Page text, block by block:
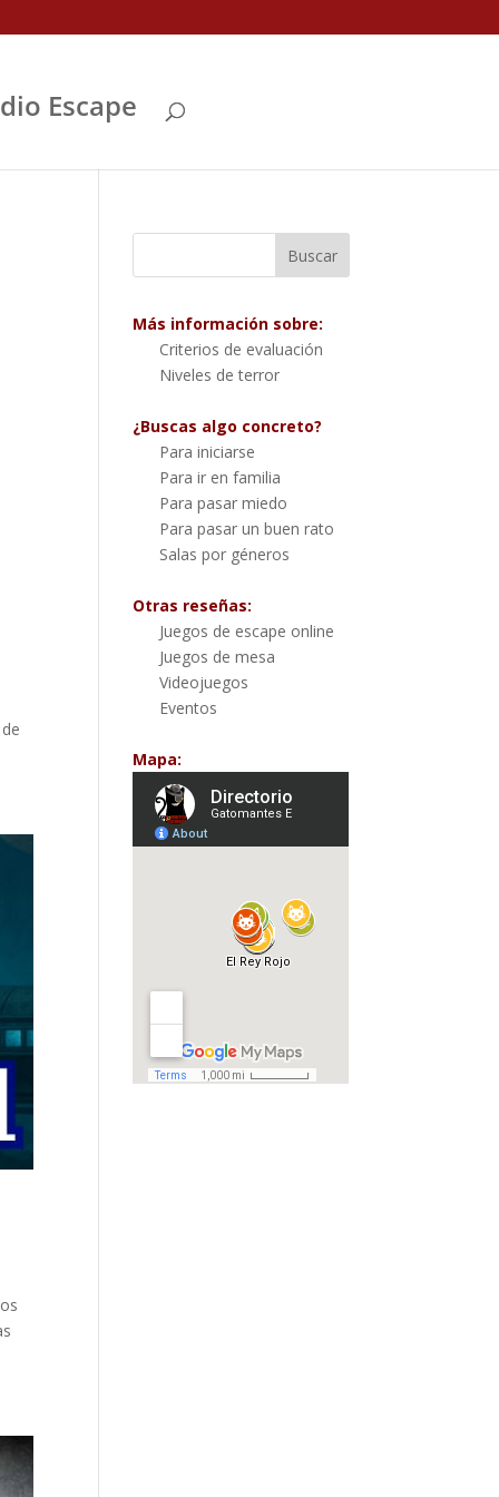
Escape
Más información sobre:
Criterios de evaluación
Niveles de terror
¿Buscas algo concreto?
Para iniciarse
Para ir en familia
Para pasar miedo
Para pasar un buen rato
Salas por géneros
Otras reseñas:
Juegos de escape online
Juegos de mesa
Videojuegos
Eventos
Mapa: